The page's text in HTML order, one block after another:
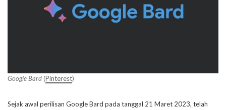
Google Bard(Pinterest)
Sejak awal perilisan Google Bard pada tanggal 21 Maret 2023, telah